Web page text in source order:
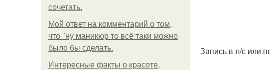
сочетать.
Мой ответ на комментарий о том,
что "ну маникюр то всё таки можно
было бы сделать.
Интересные факты о красоте,
Запись в л/с или